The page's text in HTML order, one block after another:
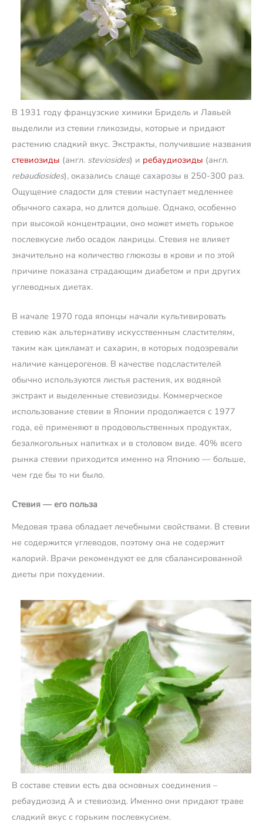
В 1931 году французские химики Бридель и Лавьей
выделили из стевии гликозиды, которые и придают
растению сладкий вкус. Экстракты, получившие названия
стевиозиды (англ. steviosides) и ребаудиозиды (англ.
rebaudiosides), оказались слаще сахарозы в 250-300 раз.
Ощущение сладости для стевии наступает медленнее
обычного сахара, но длится дольше. Однако, особенно
при высокой концентрации, оно может иметь горькое
послевкусие либо осадок лакрицы. Стевия не влияет
значительно на количество глюкозы в крови и по этой
причине показана страдающим диабетом и при других
углеводных диетах.
В начале 1970 года японцы начали культивировать
стевию как альтернативу искусственным сластителям,
таким как цикламат и сахарин, в которых подозревали
наличие канцерогенов. В качестве подсластителей
обычно используются листья растения, их водяной
экстракт и выделенные стевиозиды. Коммерческое
использование стевии в Японии продолжается с 1977
года, её применяют в продовольственных продуктах,
безалкогольных напитках и в столовом виде. 40% всего
рынка стевии приходится именно на Японию — больше,
чем где бы то ни было.
Стевия — его польза
Медовая трава обладает лечебными свойствами. В стевии
не содержится углеводов, поэтому она не содержит
калорий. Врачи рекомендуют ее для сбалансированной
диеты при похудении.
В составе стевии есть два основных соединения –
ребаудиозид А и стевиозид. Именно они придают траве
сладкий вкус с горьким послевкусием.